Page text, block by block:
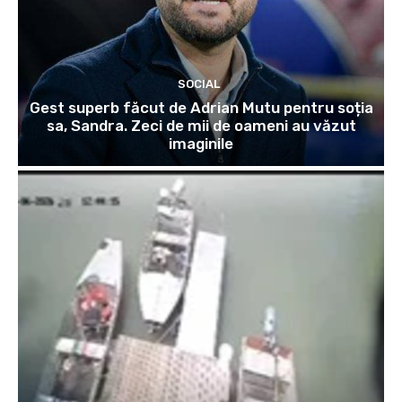
SOCIAL
Gest superb făcut de Adrian Mutu pentru soția
sa, Sandra. Zeci de mii de oameni au văzut
imaginile